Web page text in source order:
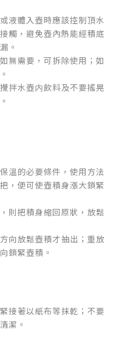
液體入壺時應該控制頂水
觸，避免壺內熱能經積底
。
無需要，可拆除使用；如
拌水壺内飲料及不要搖晃
溫的必要條件，使用方法
，便可使壺積身漲大鎖緊
則把積身縮回原狀，放鬆
向放鬆壺積才抽出；重放
鎖緊壺積。
接著以紙布等抹乾；不要
潔。